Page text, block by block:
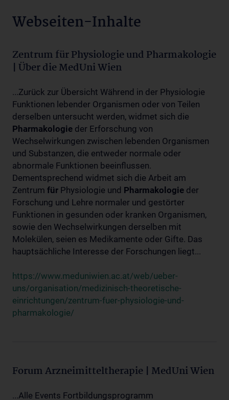
Webseiten-Inhalte
Zentrum für Physiologie und Pharmakologie
| Über die MedUni Wien
...Zurück zur Übersicht Während in der Physiologie
Funktionen lebender Organismen oder von Teilen
derselben untersucht werden, widmet sich die
Pharmakologie der Erforschung von
Wechselwirkungen zwischen lebenden Organismen
und Substanzen, die entweder normale oder
abnormale Funktionen beeinflussen.
Dementsprechend widmet sich die Arbeit am
Zentrum für Physiologie und Pharmakologie der
Forschung und Lehre normaler und gestörter
Funktionen in gesunden oder kranken Organismen,
sowie den Wechselwirkungen derselben mit
Molekülen, seien es Medikamente oder Gifte. Das
hauptsächliche Interesse der Forschungen liegt...
https://www.meduniwien.ac.at/web/ueber-
uns/organisation/medizinisch-theoretische-
einrichtungen/zentrum-fuer-physiologie-und-
pharmakologie/
Forum Arzneimitteltherapie | MedUni Wien
...Alle Events Fortbildungsprogramm